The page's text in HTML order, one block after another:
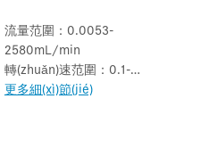
流量范圍：0.0053-
2580mL/min
轉(zhuǎn)速范圍：0.1-
600rpm
更多細(xì)節(jié)